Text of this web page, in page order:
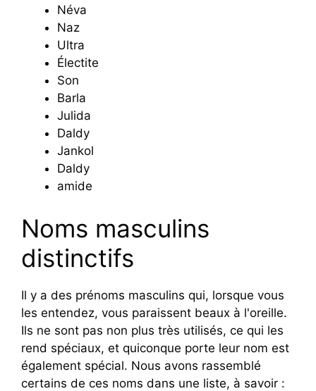
Néva
Naz
Ultra
Électite
Son
Barla
Julida
Daldy
Jankol
Daldy
amide
Noms masculins
distinctifs
Il y a des prénoms masculins qui, lorsque vous
les entendez, vous paraissent beaux à l'oreille.
Ils ne sont pas non plus très utilisés, ce qui les
rend spéciaux, et quiconque porte leur nom est
également spécial. Nous avons rassemblé
certains de ces noms dans une liste, à savoir :